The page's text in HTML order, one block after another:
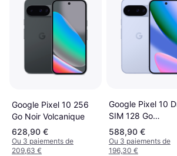
Google Pixel 10 256
Go Noir Volcanique
628,90 €
Ou 3 paiements de
209,63 €
Google Pixel 10
SIM 128 Go
Smartphone
588,90 €
Ou 3 paiements de
196,30 €